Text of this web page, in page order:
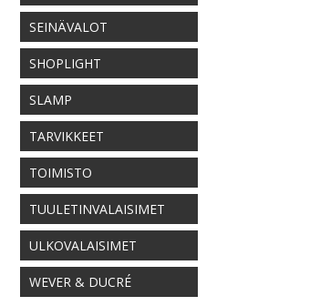
SEINÄVALOT
SHOPLIGHT
SLAMP
TARVIKKEET
TOIMISTO
TUULETINVALAISIMET
ULKOVALAISIMET
WEVER & DUCRÉ